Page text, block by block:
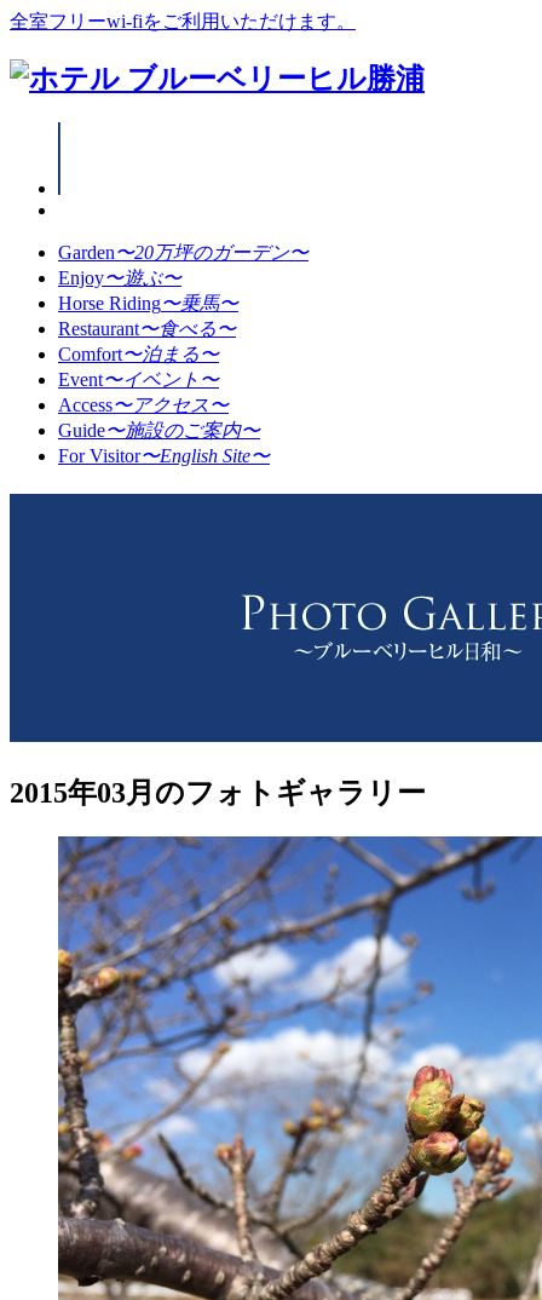
全室フリーwi-fiをご利用いただけます。
Garden〜20万坪のガーデン〜
Enjoy〜遊ぶ〜
Horse Riding〜乗馬〜
Restaurant〜食べる〜
Comfort〜泊まる〜
Event〜イベント〜
Access〜アクセス〜
Guide〜施設のご案内〜
For Visitor〜English Site〜
2015年03月のフォトギャラリー